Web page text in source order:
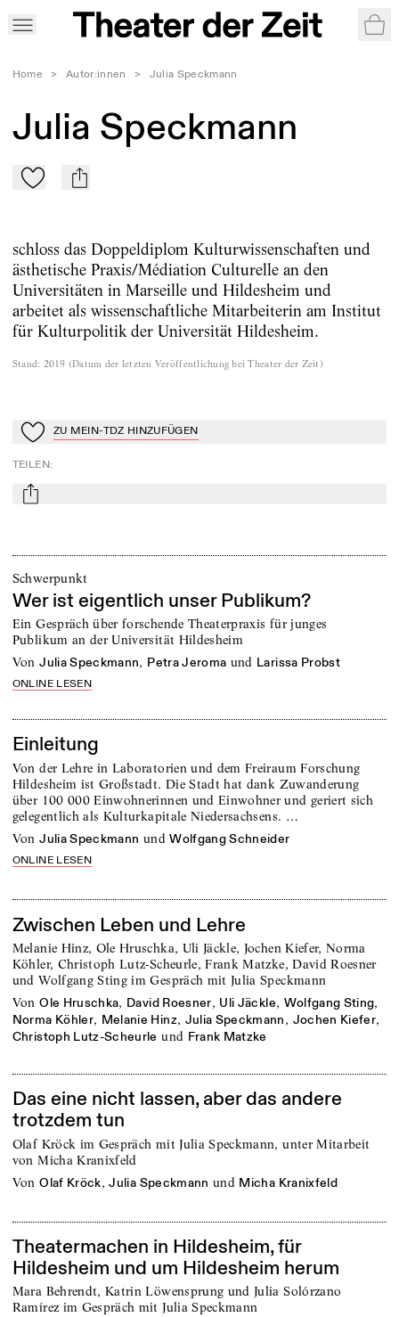
Home > Autor:innen > Julia Speckmann
Julia Speckmann
Zu Mein-TdZ hinzufügen
mail
schloss das Doppeldiplom Kulturwissenschaften und
ästhetische Praxis/Médiation Culturelle an den
Universitäten in Marseille und Hildesheim und
arbeitet als wissenschaftliche Mitarbeiterin am Institut
für Kulturpolitik der Universität Hildesheim.
Stand: 2019 (Datum der letzten Veröffentlichung bei Theater der Zeit )
Zu Mein-TdZ hinzufügen
ZU MEIN-TDZ HINZUFÜGEN
TEILEN:
mail
Schwerpunkt
Wer ist eigentlich unser Publikum?
Ein Gespräch über forschende Theaterpraxis für junges
Publikum an der Universität Hildesheim
von Julia Speckmann, Petra Jeroma und Larissa Probst
ONLINE LESEN
Einleitung
Von der Lehre in Laboratorien und dem Freiraum Forschung
Hildesheim ist Großstadt. Die Stadt hat dank Zuwanderung
über 100 000 Einwohnerinnen und Einwohner und geriert sich
gelegentlich als Kulturkapitale Niedersachsens. …
von Julia Speckmann und Wolfgang Schneider
ONLINE LESEN
Zwischen Leben und Lehre
Melanie Hinz, Ole Hruschka, Uli Jäckle, Jochen Kiefer, Norma
Köhler, Christoph Lutz-Scheurle, Frank Matzke, David Roesner
und Wolfgang Sting im Gespräch mit Julia Speckmann
von Ole Hruschka, David Roesner, Uli Jäckle, Wolfgang Sting,
Norma Köhler, Melanie Hinz, Julia Speckmann, Jochen Kiefer,
Christoph Lutz-Scheurle und Frank Matzke
Das eine nicht lassen, aber das andere
trotzdem tun
Olaf Kröck im Gespräch mit Julia Speckmann, unter Mitarbeit
von Micha Kranixfeld
von Olaf Kröck,Julia Speckmann und Micha Kranixfeld
Theatermachen in Hildesheim, für
Hildesheim und um Hildesheim herum
Mara Behrendt, Katrin Löwensprung und Julia Solórzano
Ramírez im Gespräch mit Julia Speckmann